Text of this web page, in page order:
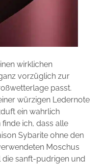
wirklichen
vorzüglich zur
passt.
würzigen Ledernote
ein wahrlich
ich, dass alle
Sybarite ohne den
Moschus
sanft-pudrigen und